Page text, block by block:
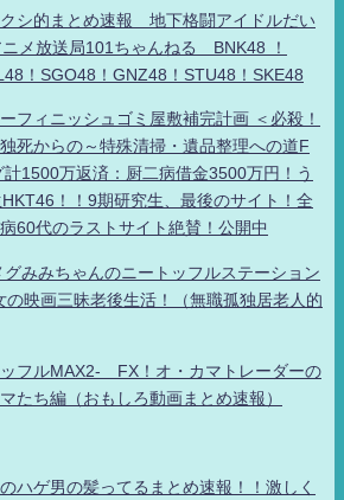
シ的まとめ速報 地下格闘アイドルだい
メ放送局101ちゃんねる BNK48 ！
！SGO48！GNZ48！STU48！SKE48
フィニッシュゴミ屋敷補完計画 ＜必殺！
死からの～特殊清掃・遺品整理への道F
1500万返済：厨二病借金3500万円！う
！！9期研究生、最後のサイト！全
60代のラストサイト絶賛！公開中
みみちゃんのニートッフルステーション
の映画三昧老後生活！（無職孤独居老人的
フルMAX2- FX！オ・カマトレーダーの
ち編（おもしろ動画まとめ速報）
ハゲ男の髪ってるまとめ速報！！激しく